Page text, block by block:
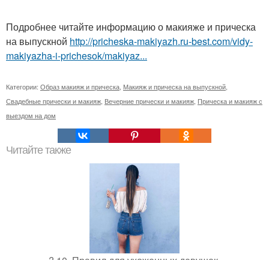
Подробнее читайте информацию о макияже и прическа
на выпускной http://pricheska-makiyazh.ru-best.com/vidy-
makiyazha-i-prichesok/makiyaz...
Категории: Образ макияж и прическа Макияж и прическа на выпускной
Свадебные прически и макияж Вечерние прически и макияж Прическа и макияж с
выездом на дом
Читайте также